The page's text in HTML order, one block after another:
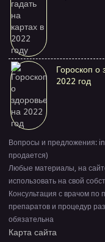
Гороскоп о
2022 год
Вопросы и предложения:
продается)
Любые материалы, на
использовать на свой
Консультация с врачом
препаратов и процедур
обязательна
Карта сайта